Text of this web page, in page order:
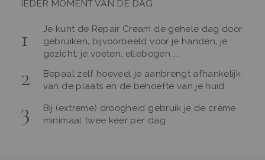
IEDER MOMENT VAN DE DAG
Je kunt de Repair Cream de gehele dag door
gebruiken, bijvoorbeeld voor je handen, je
gezicht, je voeten, ellebogen ...
Bepaal zelf hoeveel je aanbrengt afhankelijk
van de plaats en de behoefte van je huid
Bij (extreme) droogheid gebruik je de crème
minimaal twee keer per dag